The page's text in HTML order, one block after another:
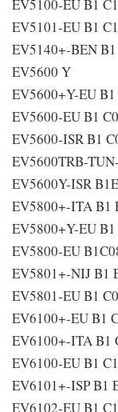
EV5100-EU B1
EV5101-EU B1
EV5140+-BEN
EV5600 Y
EV5600+Y-EU
EV5600-EU B1
EV5600-ISR B1
EV5600TRB-
EV5600Y-ISR
EV5800+-ITA B1
EV5800+Y-EU
EV5800-EU
EV5801+-NIJ B1
EV5801-EU B1
EV6100+-EU B1
EV6100+-ITA B1
EV6100-EU B1
EV6101+-ISP B1
EV6102-EU B1